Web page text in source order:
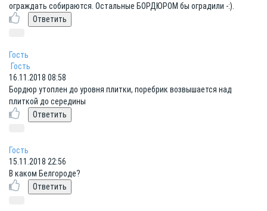
ограждать собираются. Остальные БОРДЮРОМ бы оградили -:).
Гость
Гость
16.11.2018 08:58
Бордюр утоплен до уровня плитки, поребрик возвышается над
плиткой до середины
Гость
15.11.2018 22:56
В каком Белгороде?